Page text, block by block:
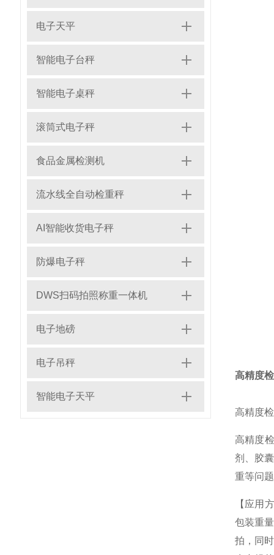
电子天平
智能电子台秤
智能电子桌秤
滚筒式电子秤
食品金属检测机
流水线全自动检重秤
AI智能收货电子秤
防爆电子秤
DWS扫码拍照称重一体机
电子地磅
电子吊秤
智能电子天平
高精度
高精度
高精度
剂、胶
重等问
【应用
包装重
拍，同